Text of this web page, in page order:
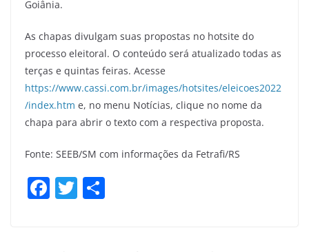
Goiânia.
As chapas divulgam suas propostas no hotsite do
processo eleitoral. O conteúdo será atualizado todas as
terças e quintas feiras. Acesse
https://www.cassi.com.br/images/hotsites/eleicoes2022
/index.htm e, no menu Notícias, clique no nome da
chapa para abrir o texto com a respectiva proposta.
Fonte: SEEB/SM com informações da Fetrafi/RS
F T